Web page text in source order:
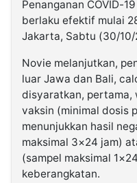
Penanganan COVID-
berlaku efektif mulai
Jakarta, Sabtu (30/10/
Novie melanjutkan,
luar Jawa dan Bali,
disyaratkan, pertama,
vaksin (minimal dosis
menunjukkan hasil
maksimal 3×24 jam)
(sampel maksimal
keberangkatan.